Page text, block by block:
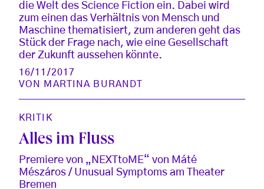
die Welt des Science Fiction ein. Dabei wird
zum einen das Verhältnis von Mensch und
Maschine thematisiert, zum anderen geht das
Stück der Frage nach, wie eine Gesellschaft
der Zukunft aussehen könnte.
16/11/2017
VON MARTINA BURANDT
KRITIK
Alles im Fluss
Premiere von „NEXTtoME“ von Máté
Mészáros / Unusual Symptoms am Theater
Bremen